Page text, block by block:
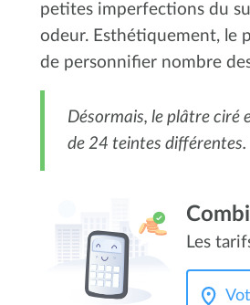
petites imperfections du
odeur. Esthétiquement, le
de personnifier nombre
Désormais, le plâtre ciré
de 24 teintes différentes.
Les